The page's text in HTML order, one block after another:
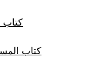
كتاب